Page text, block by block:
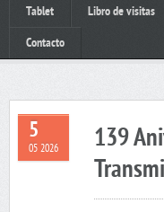
Tablet Libro de visitas
Contacto
5
05 2026
139